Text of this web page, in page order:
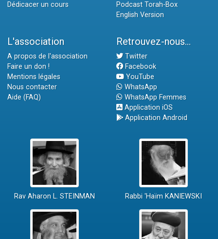
Dédicacer un cours
Podcast Torah-Box
English Version
L'association
A propos de l'association
Faire un don !
Mentions légales
Nous contacter
Aide (FAQ)
Retrouvez-nous...
Twitter
Facebook
YouTube
WhatsApp
WhatsApp Femmes
Application iOS
Application Android
Rav Aharon L. STEINMAN Rabbi 'Haïm KANIEWSKI